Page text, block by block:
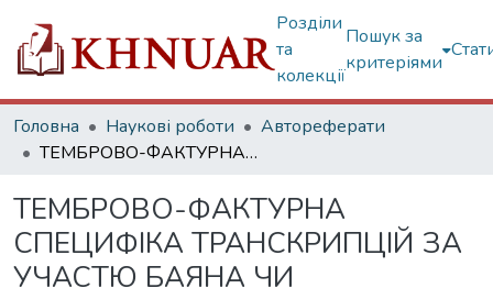
Розділи
та
колекції
Пошук за
критеріями
Головна Наукові роботи
Автореферати
ТЕМБРОВО-ФАКТУРНА СПЕЦИФІКА ТРАНСКРИПЦІЙ ЗА УЧАСТЮ БАЯНА ЧИ АКОРДЕОНА КОМПОЗИТОРІВ ХАРКОВА КІНЦЯ ХХ – ПОЧАТКУ ХХІ СТОЛІТТЯ
ТЕМБРОВО-ФАКТУРНА
СПЕЦИФІКА ТРАНСКРИПЦІЙ ЗА
УЧАСТЮ БАЯНА ЧИ